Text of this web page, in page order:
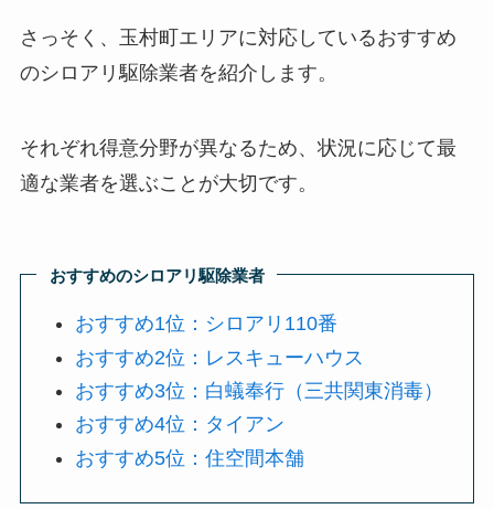
さっそく、玉村町エリアに対応しているおすすめ
のシロアリ駆除業者を紹介します。
それぞれ得意分野が異なるため、状況に応じて最
適な業者を選ぶことが大切です。
おすすめのシロアリ駆除業者
おすすめ1位：シロアリ110番
おすすめ2位：レスキューハウス
おすすめ3位：白蟻奉行（三共関東消毒）
おすすめ4位：タイアン
おすすめ5位：住空間本舗